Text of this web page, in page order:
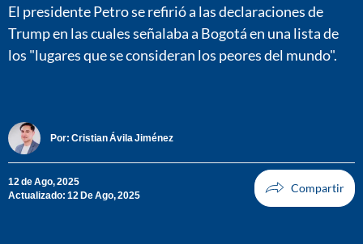
El presidente Petro se refirió a las declaraciones de
Trump en las cuales señalaba a Bogotá en una lista de
los "lugares que se consideran los peores del mundo".
Por: Cristian Ávila Jiménez
12 de Ago, 2025
Actualizado: 12 De Ago, 2025